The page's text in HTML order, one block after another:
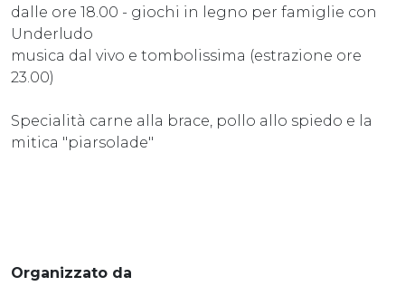
dalle ore 18.00 - giochi in legno per famiglie con
Underludo
musica dal vivo e tombolissima (estrazione ore
23.00)
Specialità carne alla brace, pollo allo spiedo e la
mitica "piarsolade"
Organizzato da